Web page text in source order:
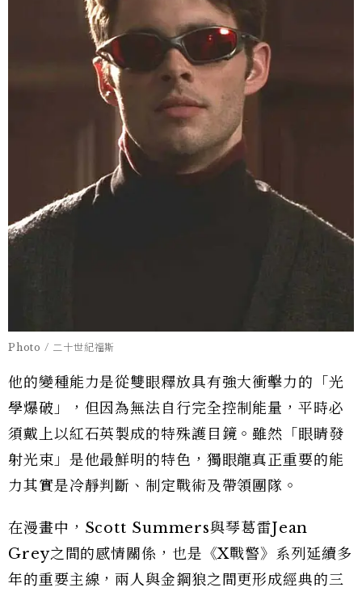
Photo / 二十世紀福斯
他的變種能力是從雙眼釋放具有強大衝擊力的「光
學爆破」，但因為無法自行完全控制能量，平時必
須戴上以紅石英製成的特殊護目鏡。雖然「眼睛發
射光束」是他最鮮明的特色，獨眼龍真正重要的能
力其實是冷靜判斷、制定戰術及帶領團隊。
在漫畫中，Scott Summers與琴葛雷Jean
Grey之間的感情關係，也是《X戰警》系列延續多
年的重要主線，兩人與金鋼狼之間更形成經典的三